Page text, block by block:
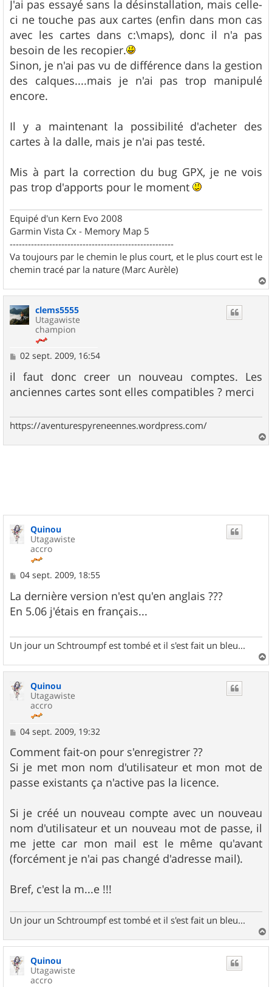
s
s
a
g
e
J'ai pas essayé sans la désinstallation, mais celle-
ci ne touche pas aux cartes (enfin dans mon cas
avec les cartes dans c:\maps), donc il n'a pas
besoin de les recopier.
Sinon, je n'ai pas vu de différence dans la gestion
des calques....mais je n'ai pas trop manipulé
encore.
Il y a maintenant la possibilité d'acheter des
cartes à la dalle, mais je n'ai pas testé.
Mis à part la correction du bug GPX, je ne vois
pas trop d'apports pour le moment
Equipé d'un Kern Evo 2008
Garmin Vista Cx - Memory Map 5
------------------------------------------------------
Va toujours par le chemin le plus court, et le plus court est le
chemin tracé par la nature (Marc Aurèle)
a
clems5555
Utagawiste
champion
M
a
02 sept. 2009, 16:54
il faut donc creer un nouveau comptes. Les
anciennes cartes sont elles compatibles ? merci
https://aventurespyreneennes.wordpress.com/
a
Quinou
Utagawiste
accro
M
s
s
a
04 sept. 2009, 18:55
La dernière version n'est qu'en anglais ???
En 5.06 j'étais en français...
Un jour un Schtroumpf est tombé et il s'est fait un bleu...
a
Quinou
Utagawiste
accro
M
s
s
a
g
e
04 sept. 2009, 19:32
Comment fait-on pour s'enregistrer ??
Si je met mon nom d'utilisateur et mon mot de
passe existants ça n'active pas la licence.
Si je créé un nouveau compte avec un nouveau
nom d'utilisateur et un nouveau mot de passe, il
me jette car mon mail est le même qu'avant
(forcément je n'ai pas changé d'adresse mail).
Bref, c'est la m...e !!!
Un jour un Schtroumpf est tombé et il s'est fait un bleu...
a
Quinou
Utagawiste
accro